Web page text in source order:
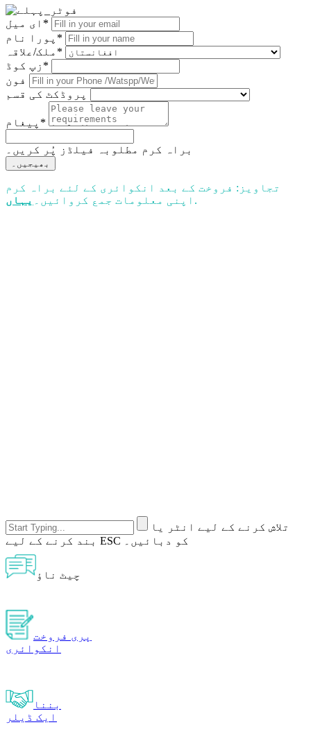
ای میل*
پورا نام*
ملک/علاقہ*
زپ کوڈ*
فون
پروڈکٹ کی قسم
پیغام*
براہ کرم مطلوبہ فیلڈز پُر کریں۔
بھیجیں۔
تجاویز: فروخت کے بعد انکوائری کے لئے براہ کرم
اپنی معلومات جمع کروائیں۔
یہاں .
تلاش کرنے کے لیے انٹر یا
بند کرنے کے لیے ESC کو دبائیں۔
چیٹ ناؤ
پری فروخت
انکوائری
بننا
ایک ڈیلر